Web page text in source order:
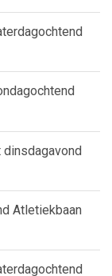
Atletiekbaan